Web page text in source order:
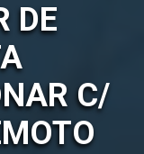
DE
C/